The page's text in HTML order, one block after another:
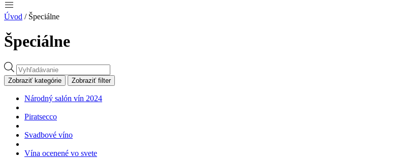
Úvod / Špeciálne
Špeciálne
Products
search
Zobraziť kategórie Zobraziť filter
Národný salón vín 2024
Piratsecco
Svadbové víno
Vína ocenené vo svete